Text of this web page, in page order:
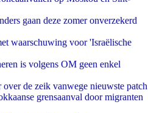
gaan deze zomer onverzekerd
waarschuwing voor 'Israëlische
is volgens OM geen enkel
over de zeik vanwege nieuwste patch
grensaanval door migranten